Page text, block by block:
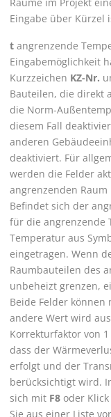
Eingabe über Kürzel
t angrenzende
Eingabemöglichkeit
Kurzzeichen KZ-Nr.
Bauteilen, die direkt
die Norm-
diesem Fall
anderen
deaktiviert. Für
werden die Felder
angrenzenden
Befindet sich der
für die angrenzende
Temperatur aus
eingetragen. Wenn
Raumbauteilen des
unbeheizt grenzen,
Beide Felder
andere Wert wird
Korrekturfaktor von
dass der
erfolgt und der
berücksichtigt wird.
sich mit F8 oder
Sie aus einer Liste